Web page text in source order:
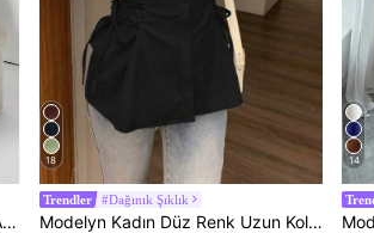
Modelyn Kadın Düz Renk Kolsuz Atlet Elbise, Slim Fit Minimalist Günlük
18
Trendler #Dağınık Şıklık
Modelyn Kadın Düz Renk Uzun Kollu Tek Sıra Düğmeli Bağcıklı Belden Bağlamalı Şık Bluz
14